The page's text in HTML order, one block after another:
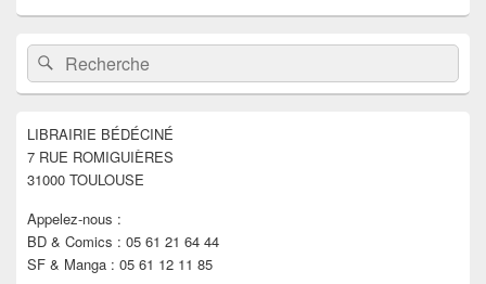
Zone
principale
de
widget
barre
latérale
Recherche :Rechercher
LIBRAIRIE BÉDÉCINÉ
7 RUE ROMIGUIÈRES
31000 TOULOUSE
Appelez-nous :
BD & Comics : 05 61 21 64 44
SF & Manga : 05 61 12 11 85